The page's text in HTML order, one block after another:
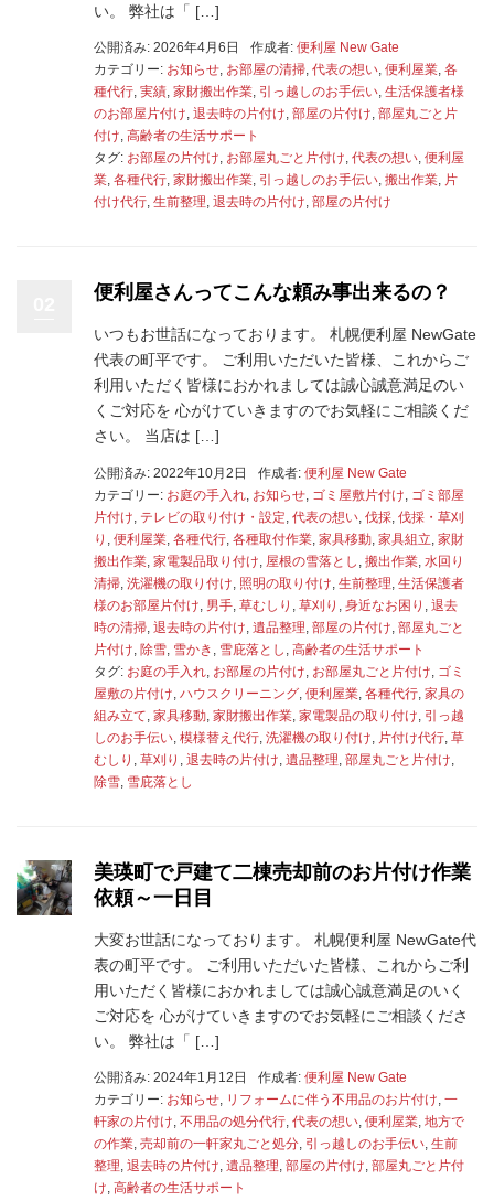
い。 弊社は「 […]
公開済み: 2026年4月6日 作成者: 便利屋 New Gate
カテゴリー: お知らせ, お部屋の清掃, 代表の想い, 便利屋業, 各
種代行, 実績, 家財搬出作業, 引っ越しのお手伝い, 生活保護者様
のお部屋片付け, 退去時の片付け, 部屋の片付け, 部屋丸ごと片
付け, 高齢者の生活サポート
タグ: お部屋の片付け, お部屋丸ごと片付け, 代表の想い, 便利屋
業, 各種代行, 家財搬出作業, 引っ越しのお手伝い, 搬出作業, 片
付け代行, 生前整理, 退去時の片付け, 部屋の片付け
便利屋さんってこんな頼み事出来るの？
いつもお世話になっております。 札幌便利屋 NewGate
代表の町平です。 ご利用いただいた皆様、これからご
利用いただく皆様におかれましては誠心誠意満足のい
くご対応を 心がけていきますのでお気軽にご相談くだ
さい。 当店は […]
公開済み: 2022年10月2日 作成者: 便利屋 New Gate
カテゴリー: お庭の手入れ, お知らせ, ゴミ屋敷片付け, ゴミ部屋
片付け, テレビの取り付け・設定, 代表の想い, 伐採, 伐採・草刈
り , 便利屋業, 各種代行, 各種取付作業, 家具移動, 家具組立, 家財
搬出作業, 家電製品取り付け, 屋根の雪落とし , 搬出作業, 水回り
清掃, 洗濯機の取り付け, 照明の取り付け, 生前整理, 生活保護者
様のお部屋片付け, 男手, 草むしり , 草刈り , 身近なお困り , 退去
時の清掃, 退去時の片付け, 遺品整理, 部屋の片付け, 部屋丸ごと
片付け, 除雪, 雪かき , 雪庇落とし , 高齢者の生活サポート
タグ: お庭の手入れ, お部屋の片付け, お部屋丸ごと片付け, ゴミ
屋敷の片付け, ハウスクリーニング, 便利屋業, 各種代行, 家具の
組み立て, 家具移動, 家財搬出作業, 家電製品の取り付け, 引っ越
しのお手伝い, 模様替え代行, 洗濯機の取り付け, 片付け代行, 草
むしり , 草刈り , 退去時の片付け, 遺品整理, 部屋丸ごと片付け,
除雪, 雪庇落とし
美瑛町で戸建て二棟売却前のお片付け作業
依頼～一日目
大変お世話になっております。 札幌便利屋 NewGate代
表の町平です。 ご利用いただいた皆様、これからご利
用いただく皆様におかれましては誠心誠意満足のいく
ご対応を 心がけていきますのでお気軽にご相談くださ
い。 弊社は「 […]
公開済み: 2024年1月12日 作成者: 便利屋 New Gate
カテゴリー: お知らせ, リフォームに伴う不用品のお片付け, 一
軒家の片付け, 不用品の処分代行, 代表の想い, 便利屋業, 地方で
の作業, 売却前の一軒家丸ごと処分, 引っ越しのお手伝い, 生前
整理, 退去時の片付け, 遺品整理, 部屋の片付け, 部屋丸ごと片付
け, 高齢者の生活サポート